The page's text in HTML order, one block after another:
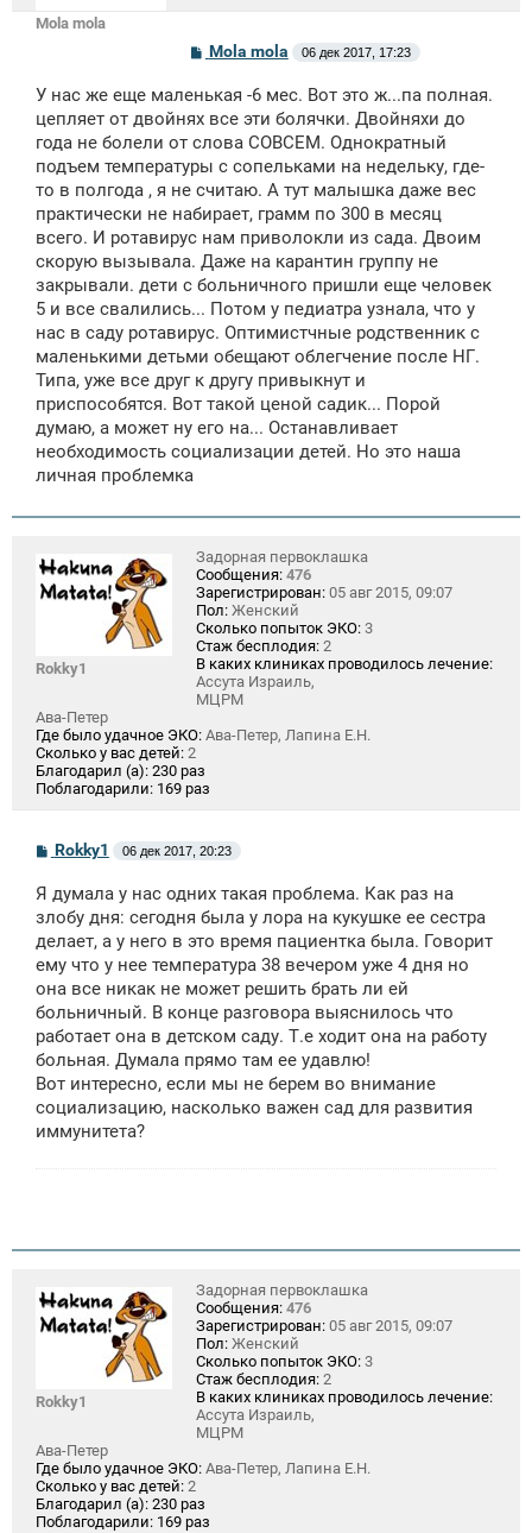
Mola mola
С
о
б
щ
н
и
Mola mola 06 дек 2017, 17:23
У нас же еще маленькая -6 мес. Вот это ж...па полная.
цепляет от двойнях все эти болячки. Двойняхи до
года не болели от слова СОВСЕМ. Однократный
подъем температуры с сопельками на недельку, где-
то в полгода , я не считаю. А тут малышка даже вес
практически не набирает, грамм по 300 в месяц
всего. И ротавирус нам приволокли из сада. Двоим
скорую вызывала. Даже на карантин группу не
закрывали. дети с больничного пришли еще человек
5 и все свалились... Потом у педиатра узнала, что у
нас в саду ротавирус. Оптимистчные родственник с
маленькими детьми обещают облегчение после НГ.
Типа, уже все друг к другу привыкнут и
приспособятся. Вот такой ценой садик... Порой
думаю, а может ну его на... Останавливает
необходимость социализации детей. Но это наша
личная проблемка
Rokky1
Задорная первоклашка
Сообщения: 476
Зарегистрирован: 05 авг 2015, 09:07
Пол: Женский
Сколько попыток ЭКО: 3
Стаж бесплодия: 2
В каких клиниках проводилось лечение:
Ассута Израиль,
МЦРМ
Ава-Петер
Где было удачное ЭКО: Ава-Петер, Лапина Е.Н.
Сколько у вас детей: 2
Благодарил (а): 230 раз
Поблагодарили: 169 раз
С
о
б
щ
н
и
Rokky1 06 дек 2017, 20:23
Я думала у нас одних такая проблема. Как раз на
злобу дня: сегодня была у лора на кукушке ее сестра
делает, а у него в это время пациентка была. Говорит
ему что у нее температура 38 вечером уже 4 дня но
она все никак не может решить брать ли ей
больничный. В конце разговора выяснилось что
работает она в детском саду. Т.е ходит она на работу
больная. Думала прямо там ее удавлю!
Вот интересно, если мы не берем во внимание
социализацию, насколько важен сад для развития
иммунитета?
Rokky1
Задорная первоклашка
Сообщения: 476
Зарегистрирован: 05 авг 2015, 09:07
Пол: Женский
Сколько попыток ЭКО: 3
Стаж бесплодия: 2
В каких клиниках проводилось лечение:
Ассута Израиль,
МЦРМ
Ава-Петер
Где было удачное ЭКО: Ава-Петер, Лапина Е.Н.
Сколько у вас детей: 2
Благодарил (а): 230 раз
Поблагодарили: 169 раз